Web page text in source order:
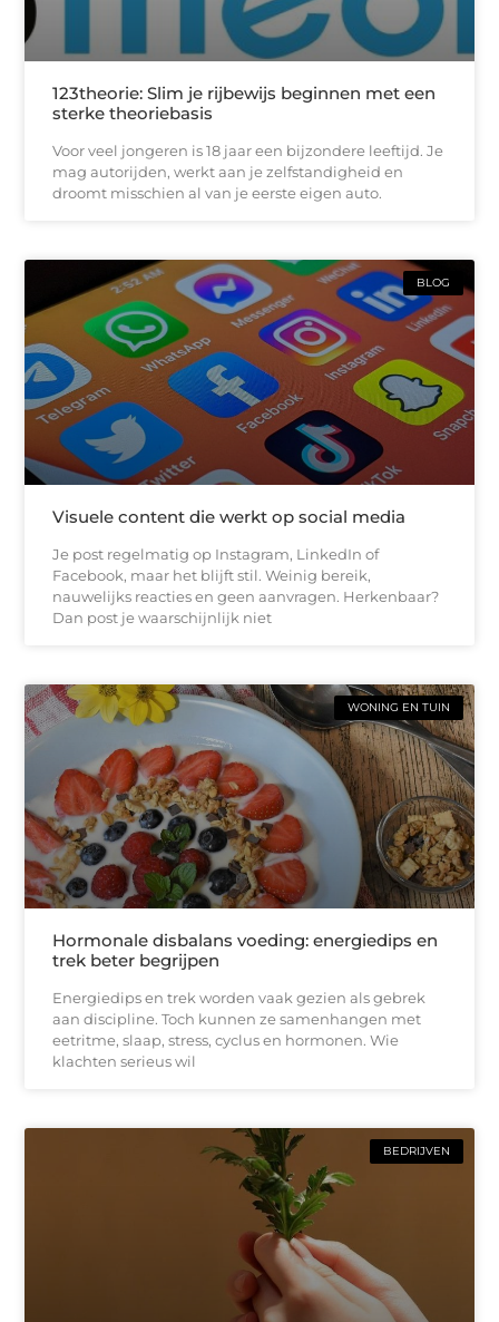
123theorie: Slim je rijbewijs beginnen met een
sterke theoriebasis
Voor veel jongeren is 18 jaar een bijzondere leeftijd. Je
mag autorijden, werkt aan je zelfstandigheid en
droomt misschien al van je eerste eigen auto.
BLOG
Visuele content die werkt op social media
Je post regelmatig op Instagram, LinkedIn of
Facebook, maar het blijft stil. Weinig bereik,
nauwelijks reacties en geen aanvragen. Herkenbaar?
Dan post je waarschijnlijk niet
WONING EN TUIN
Hormonale disbalans voeding: energiedips en
trek beter begrijpen
Energiedips en trek worden vaak gezien als gebrek
aan discipline. Toch kunnen ze samenhangen met
eetritme, slaap, stress, cyclus en hormonen. Wie
klachten serieus wil
BEDRIJVEN